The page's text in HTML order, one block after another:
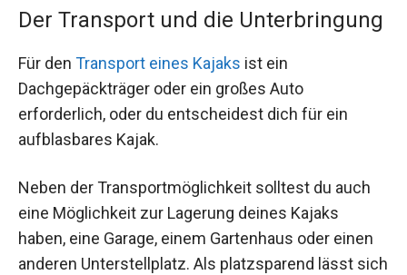
Der Transport und die Unterbringung
Für den Transport eines Kajaks ist ein
Dachgepäckträger oder ein großes Auto
erforderlich, oder du entscheidest dich für ein
aufblasbares Kajak.
Neben der Transportmöglichkeit solltest du auch
eine Möglichkeit zur Lagerung deines Kajaks
haben, eine Garage, einem Gartenhaus oder einen
anderen Unterstellplatz. Als platzsparend lässt sich